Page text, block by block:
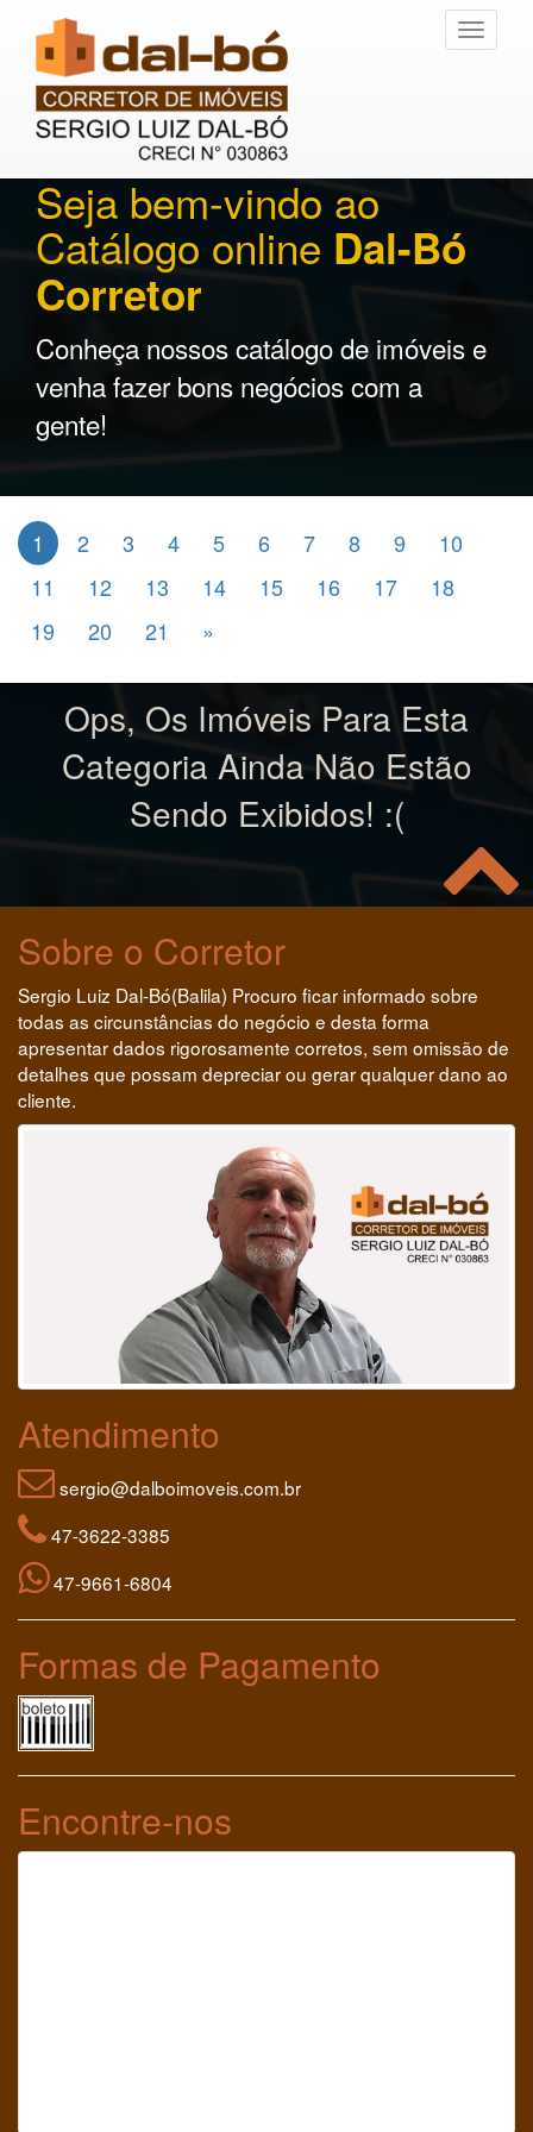
Toggle
Seja bem-vindo ao
Catálogo online Dal-Bó
Corretor
Conheça nossos catálogo de imóveis e
venha fazer bons negócios com a
gente!
1 2 3 4 5 6 7 8 9
10
11
12 13 14 15 16 17
18
19
20 21 »
Ops, Os Imóveis Para Esta
Categoria Ainda Não Estão
Sendo Exibidos! :(
Sobre o Corretor
Sergio Luiz Dal-Bó(Balila) Procuro ficar informado sobre
todas as circunstâncias do negócio e desta forma
apresentar dados rigorosamente corretos, sem omissão de
detalhes que possam depreciar ou gerar qualquer dano ao
cliente.
Atendimento
sergio@dalboimoveis.com.br
47-3622-3385
47-9661-6804
Formas de Pagamento
Encontre-nos